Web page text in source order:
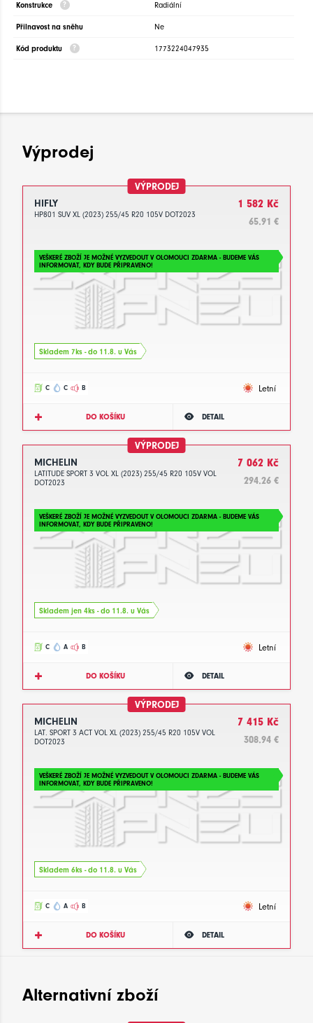
Konstrukce Radiální
Přilnavost na sněhu Ne
Kód produktu 1773224047935
Výprodej
VÝPRODEJ
HIFLY
HP801 SUV XL (2023) 255/45 R20 105V DOT2023
1 582 Kč
65.91 €
VEŠKERÉ ZBOŽÍ JE MOŽNÉ VYZVEDOUT V OLOMOUCI ZDARMA - BUDEME VÁS
INFORMOVAT, KDY BUDE PŘIPRAVENO!
Skladem 7ks - do 11.8. u Vás
C C B Letní
DO KOŠÍKU DETAIL
VÝPRODEJ
MICHELIN
LATITUDE SPORT 3 VOL XL (2023) 255/45 R20 105V VOL
DOT2023
7 062 Kč
294.26 €
VEŠKERÉ ZBOŽÍ JE MOŽNÉ VYZVEDOUT V OLOMOUCI ZDARMA - BUDEME VÁS
INFORMOVAT, KDY BUDE PŘIPRAVENO!
Skladem jen 4ks - do 11.8. u Vás
C A B Letní
DO KOŠÍKU DETAIL
VÝPRODEJ
MICHELIN
LAT. SPORT 3 ACT VOL XL (2023) 255/45 R20 105V VOL
DOT2023
7 415 Kč
308.94 €
VEŠKERÉ ZBOŽÍ JE MOŽNÉ VYZVEDOUT V OLOMOUCI ZDARMA - BUDEME VÁS
INFORMOVAT, KDY BUDE PŘIPRAVENO!
Skladem 6ks - do 11.8. u Vás
C A B Letní
DO KOŠÍKU DETAIL
Alternativní zboží